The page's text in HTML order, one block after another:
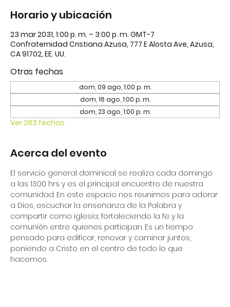
Horario y ubicación
23 mar 2031, 1:00 p. m. – 3:00 p. m. GMT-7
Confraternidad Cristiana Azusa, 777 E Alosta Ave, Azusa,
CA 91702, EE. UU.
Otras fechas
dom, 09 ago, 1:00 p. m.
dom, 16 ago, 1:00 p. m.
dom, 23 ago, 1:00 p. m.
Ver 283 fechas
Acerca del evento
El servicio general dominical se realiza cada domingo
a las 13:00 hrs y es el principal encuentro de nuestra
comunidad. En este espacio nos reunimos para adorar
a Dios, escuchar la enseñanza de la Palabra y
compartir como iglesia, fortaleciendo la fe y la
comunión entre quienes participan. Es un tiempo
pensado para edificar, renovar y caminar juntos,
poniendo a Cristo en el centro de todo lo que
hacemos.